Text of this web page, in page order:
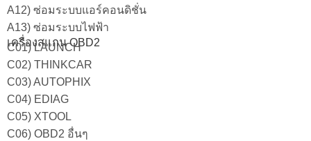
A12) ซ่อมระบบแอร์คอนดิชั่น
A13) ซ่อมระบบไฟฟ้า
เครื่องสแกน OBD2
C01) LAUNCH
C02) THINKCAR
C03) AUTOPHIX
C04) EDIAG
C05) XTOOL
C06) OBD2 อื่นๆ